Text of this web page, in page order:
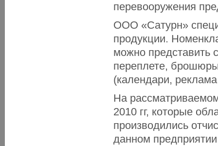
перевооружения
ООО «Сатурн»
продукции.
можно представить
переплете,
(календари,
На
2010 гг, которые
производились
данном